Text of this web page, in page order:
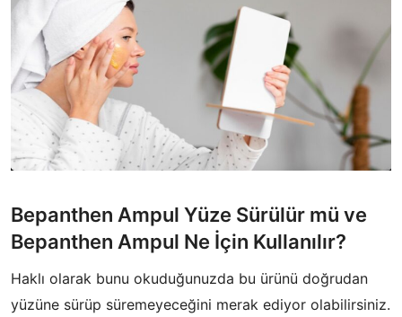
​Bepanthen Ampul Yüze Sürülür mü ve
Bepanthen Ampul Ne İçin Kullanılır?
​Haklı olarak bunu okuduğunuzda bu ürünü doğrudan
yüzüne sürüp süremeyeceğini merak ediyor olabilirsiniz.